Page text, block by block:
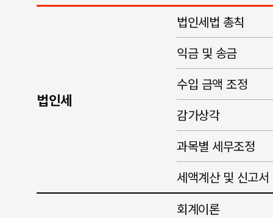
법인세
법인세법 총칙
익금 및 송금
수입 금액 조정
감가상각
과목별 세무조정
세액계산 및 신고서
회계이론